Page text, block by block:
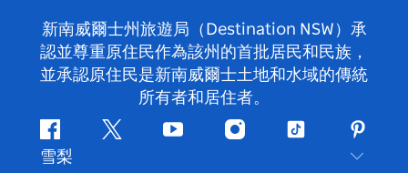
新南威爾士州旅遊局（Destination NSW）承
認並尊重原住民作為該州的首批居民和民族，
並承認原住民是新南威爾士土地和水域的傳統
所有者和居住者。
Facebook嘰
Youtube Instagram
抖
雪梨